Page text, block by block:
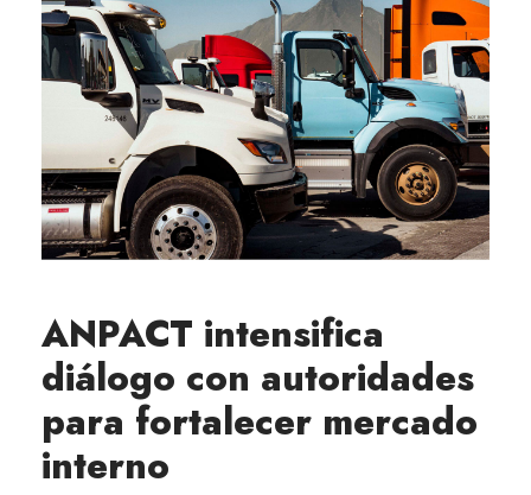
ANPACT intensifica
diálogo con autoridades
para fortalecer mercado
interno